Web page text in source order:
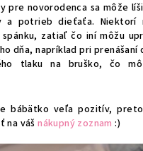
pre novorodenca sa môže
a potrieb dieťaťa. Niektorí
zatiaľ čo iní môžu
dňa, napríklad pri
tlaku na bruško, čo
bábätko veľa pozitív,
na vášnákupný zoznam:)